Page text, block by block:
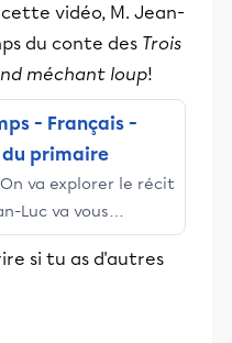
vidéo, M. Jean-
du conte des Trois
méchant loup!
- Français -
du primaire
va explorer le récit
Luc va vous
de trois petits
méchant loup! Mais
pas! En fait, on
si tu as d'autres